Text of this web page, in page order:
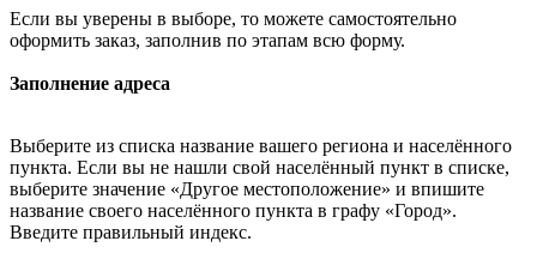
Если вы уверены в выборе, то можете самостоятельно
оформить заказ, заполнив по этапам всю форму.
Заполнение адреса
Выберите из списка название вашего региона и населённого
пункта. Если вы не нашли свой населённый пункт в списке,
выберите значение «Другое местоположение» и впишите
название своего населённого пункта в графу «Город».
Введите правильный индекс.